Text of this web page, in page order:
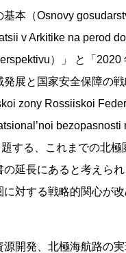
基本（Osnovy
v Arkitike na perod
）」 と「2020
発展と国家安全保障の
zony Rossiiskoi
bezopasnosti
する、これまでの北極
の延長にあると考えら
に対する戦略的関心が
源開発、北極海航路の